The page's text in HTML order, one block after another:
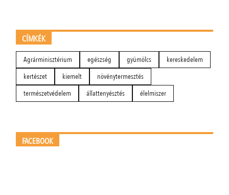
CÍMKÉK
Agrárminisztérium egészség gyümölcs
kereskedelem
kertészet
kiemelt
növénytermesztés
természetvédelem
állattenyésztés élelmiszer
FACEBOOK